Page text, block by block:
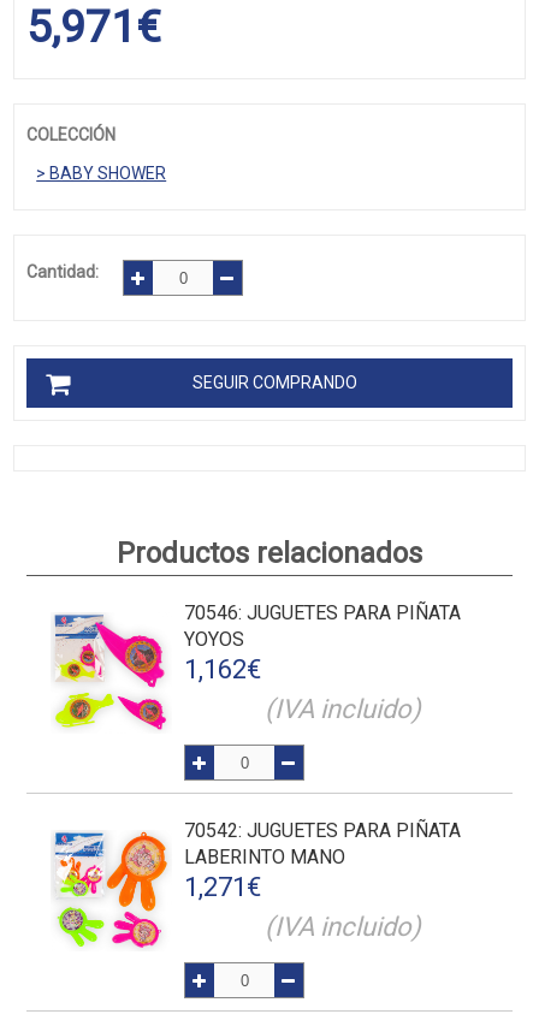
5,971€
COLECCIÓN
> BABY SHOWER
Cantidad:
SEGUIR COMPRANDO
Productos relacionados
70546: JUGUETES PARA PIÑATA
YOYOS
1,162€
(IVA incluido)
70542: JUGUETES PARA PIÑATA
LABERINTO MANO
1,271 €
(IVA incluido)